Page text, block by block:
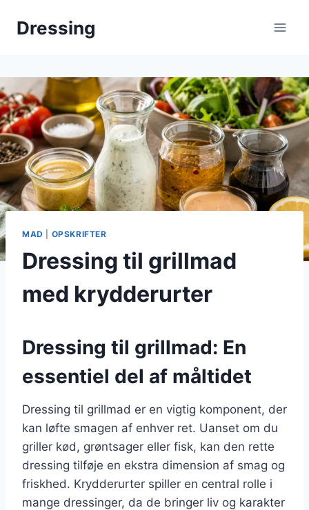
Dressing
MAD OPSKRIFTER
Dressing til grillmad
med krydderurter
Dressing til grillmad: En
essentiel del af måltidet
Dressing til grillmad er en vigtig komponent, der
kan løfte smagen af enhver ret. Uanset om du
griller kød, grøntsager eller fisk, kan den rette
dressing tilføje en ekstra dimension af smag og
friskhed. Krydderurter spiller en central rolle i
mange dressinger, da de bringer liv og karakter